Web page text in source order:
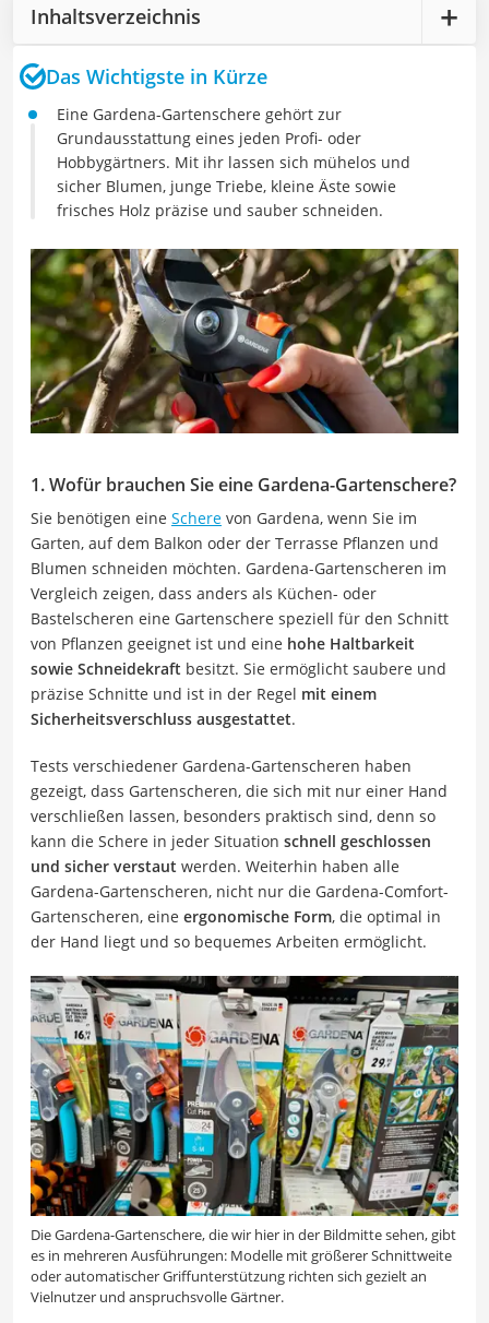
Inhaltsverzeichnis
Das Wichtigste in Kürze
Eine Gardena-Gartenschere gehört zur
Grundausstattung eines jeden Profi- oder
Hobbygärtners. Mit ihr lassen sich mühelos und
sicher Blumen, junge Triebe, kleine Äste sowie
frisches Holz präzise und sauber schneiden.
1. Wofür brauchen Sie eine Gardena-Gartenschere?
Sie benötigen eine Schere von Gardena, wenn Sie im
Garten, auf dem Balkon oder der Terrasse Pflanzen und
Blumen schneiden möchten. Gardena-Gartenscheren im
Vergleich zeigen, dass anders als Küchen- oder
Bastelscheren eine Gartenschere speziell für den Schnitt
von Pflanzen geeignet ist und eine hohe Haltbarkeit
sowie Schneidekraft besitzt. Sie ermöglicht saubere und
präzise Schnitte und ist in der Regel mit einem
Sicherheitsverschluss ausgestattet.
Tests verschiedener Gardena-Gartenscheren haben
gezeigt, dass Gartenscheren, die sich mit nur einer Hand
verschließen lassen, besonders praktisch sind, denn so
kann die Schere in jeder Situation schnell geschlossen
und sicher verstaut werden. Weiterhin haben alle
Gardena-Gartenscheren, nicht nur die Gardena-Comfort-
Gartenscheren, eine ergonomische Form, die optimal in
der Hand liegt und so bequemes Arbeiten ermöglicht.
Die Gardena-Gartenschere, die wir hier in der Bildmitte sehen, gibt
es in mehreren Ausführungen: Modelle mit größerer Schnittweite
oder automatischer Griffunterstützung richten sich gezielt an
Vielnutzer und anspruchsvolle Gärtner.